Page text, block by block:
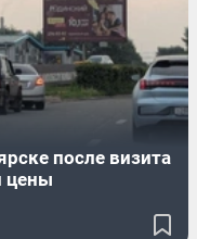
после визита
цены